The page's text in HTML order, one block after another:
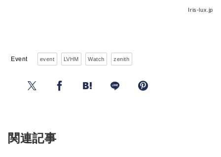
Iris-lux.jp
Event event LVHM Watch zenith
関連記事